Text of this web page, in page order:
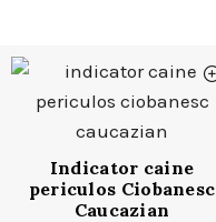
Indicator caine
periculos Ciobanesc
Caucazian